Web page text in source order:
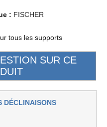
: FISCHER
tous les supports
DÉCLINAISONS